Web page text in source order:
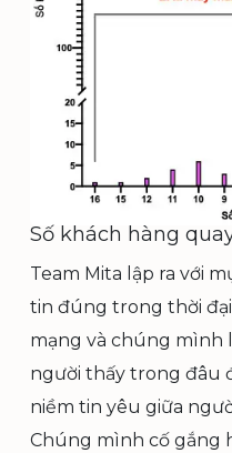
Số khách hàng
Team Mita lập ra với
tin đúng trong thời
mạng và chúng mình
người thấy trong đâu
niềm tin yêu giữa
Chúng mình cố gắng